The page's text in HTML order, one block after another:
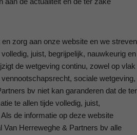
zorg aan onze website en we streven
juist, begrijpelijk, nauwkeurig en
de wetgeving continu, zowel op vlak
sociale wetgeving,
bv niet kan garanderen dat de ter
te allen tijde volledig, juist,
de informatie op deze website
Van Herreweghe & Partners bv alle